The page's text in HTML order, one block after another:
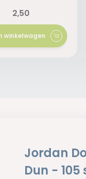
2,50
winkelwagen
Jordan
Dun - 105